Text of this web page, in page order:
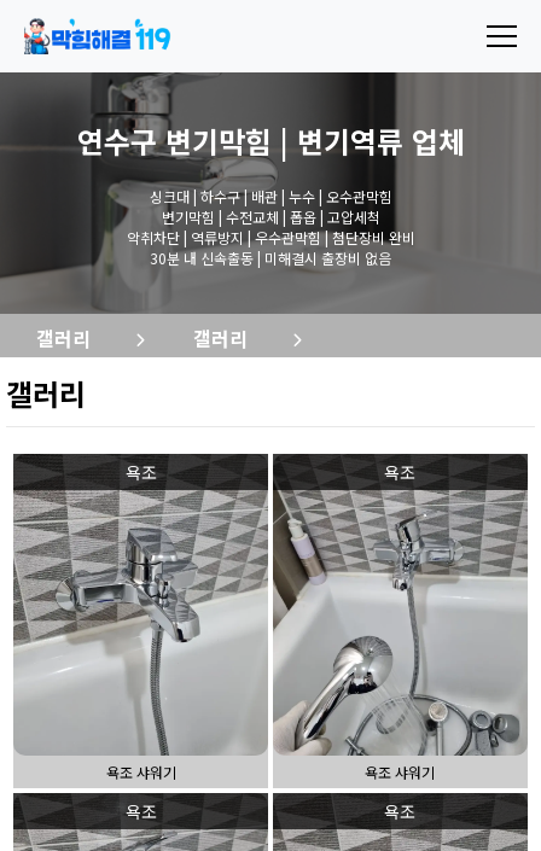
연수구 변기막힘 | 변기역류 업체
싱크대 | 하수구 | 배관 | 누수 | 오수관막힘
변기막힘 | 수전교체 | 폽옵 | 고압세척
악취차단 | 역류방지 | 우수관막힘 | 첨단장비 완비
30분 내 신속출동 | 미해결시 출장비 없음
갤러리 갤러리
갤러리
욕조
욕조 샤워기
욕조
욕조 샤워기
욕조 욕조